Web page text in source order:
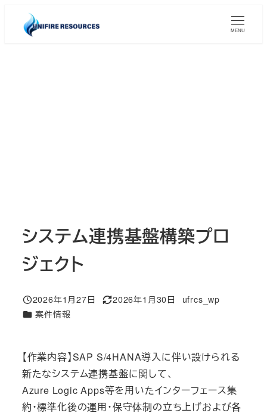
MENU
システム連携基盤構築プロ
ジェクト
投稿日
2026年1月27日
更新日
2026年1月30日
著
ufrcs_wp
カテゴリー
案件情報
【作業内容】SAP S/4HANA導入に伴い設けられる
新たなシステム連携基盤に関して、
Azure Logic Apps等を用いたインターフェース集
約・標準化後の運用・保守体制の立ち上げおよび各